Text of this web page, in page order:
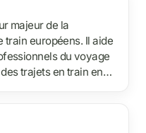
majeur de la
train européens. Il aide
du voyage
trajets en train en